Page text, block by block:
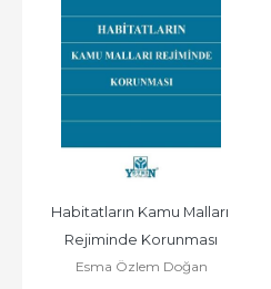
Habitatların Kamu Malları
Rejiminde Korunması
Esma Özlem Doğan